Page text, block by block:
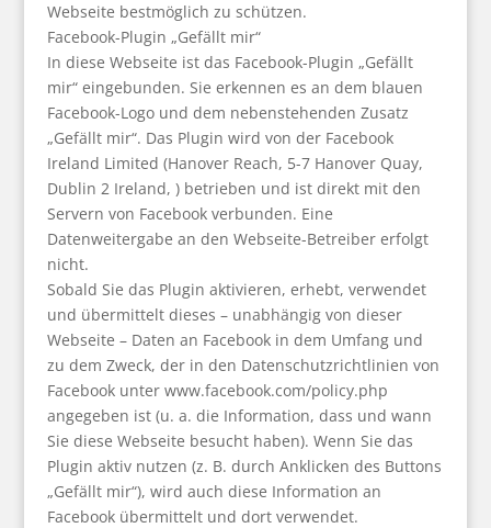
Webseite bestmöglich zu schützen.
Facebook-Plugin „Gefällt mir“
In diese Webseite ist das Facebook-Plugin „Gefällt
mir“ eingebunden. Sie erkennen es an dem blauen
Facebook-Logo und dem nebenstehenden Zusatz
„Gefällt mir“. Das Plugin wird von der Facebook
Ireland Limited (Hanover Reach, 5-7 Hanover Quay,
Dublin 2 Ireland, ) betrieben und ist direkt mit den
Servern von Facebook verbunden. Eine
Datenweitergabe an den Webseite-Betreiber erfolgt
nicht.
Sobald Sie das Plugin aktivieren, erhebt, verwendet
und übermittelt dieses – unabhängig von dieser
Webseite – Daten an Facebook in dem Umfang und
zu dem Zweck, der in den Datenschutzrichtlinien von
Facebook unter www.facebook.com/policy.php
angegeben ist (u. a. die Information, dass und wann
Sie diese Webseite besucht haben). Wenn Sie das
Plugin aktiv nutzen (z. B. durch Anklicken des Buttons
„Gefällt mir“), wird auch diese Information an
Facebook übermittelt und dort verwendet.